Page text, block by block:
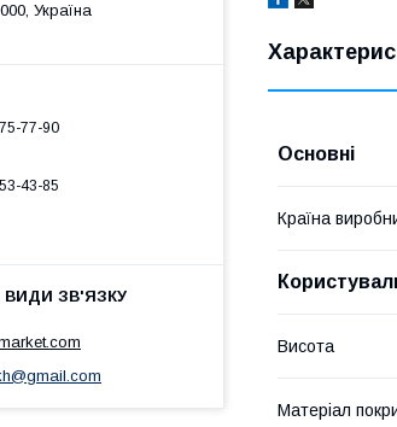
Основні
Країна
Висота
Матеріал
Україна
77-90
43-85